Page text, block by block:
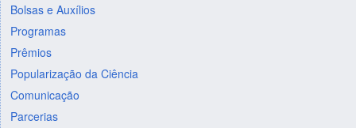
Bolsas e Auxílios
Programas
Prêmios
Popularização da Ciência
Comunicação
Parcerias